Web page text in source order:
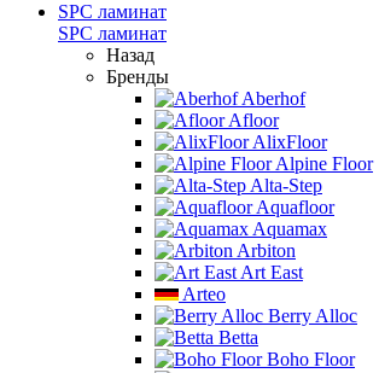
SPC ламинат
SPC ламинат
Назад
Бренды
Aberhof
Afloor
AlixFloor
Alpine Floor
Alta-Step
Aquafloor
Aquamax
Arbiton
Art East
Arteo
Berry Alloc
Betta
Boho Floor